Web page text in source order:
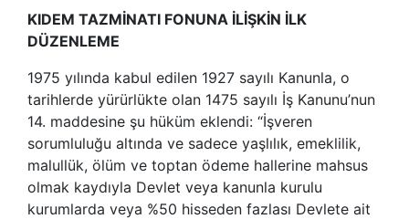
KIDEM TAZMİNATI FONUNA İLİŞKİN İLK
DÜZENLEME
1975 yılında kabul edilen 1927 sayılı Kanunla, o
tarihlerde yürürlükte olan 1475 sayılı İş Kanunu’nun
14. maddesine şu hüküm eklendi: “İşveren
sorumluluğu altında ve sadece yaşlılık, emeklilik,
malullük, ölüm ve toptan ödeme hallerine mahsus
olmak kaydıyla Devlet veya kanunla kurulu
kurumlarda veya %50 hisseden fazlası Devlete ait